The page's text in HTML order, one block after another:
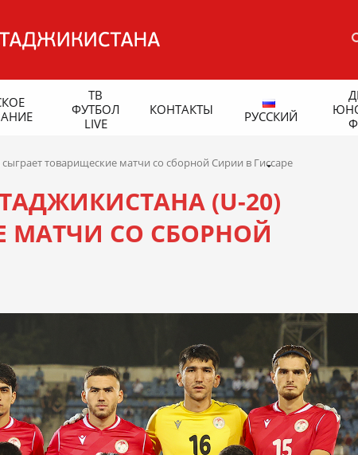
ТВ
ФУТБОЛ
LIVE
КОНТАКТЫ РУССКИЙ
товарищеские матчи со сборной Сирии в Гиссаре
(U-20)
МАТЧИ СО СБОРНОЙ